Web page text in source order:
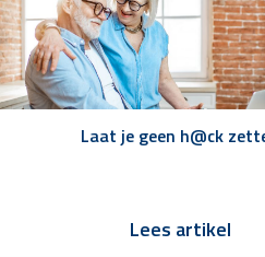
Laat je geen h@ck
Lees artikel